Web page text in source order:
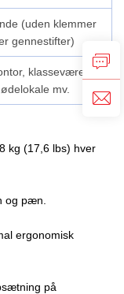
(uden klemmer
gennestifter)
klasseværelse,
mv.
kg (17,6 lbs) hver
og pæn.
ergonomisk
på